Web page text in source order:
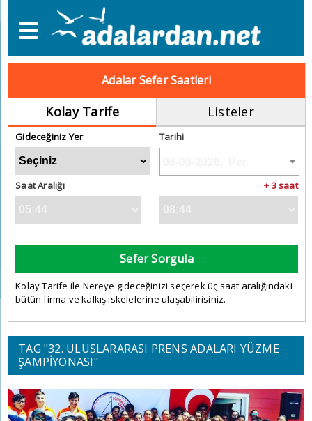
Adalar Sefer Saatleri
Kolay Tarife Listeler
Gideceğiniz Yer Tarihi
Saat Aralığı + 3 saat
Sefer Sorgula
Kolay Tarife ile Nereye gideceğinizi seçerek üç saat aralığındaki
bütün firma ve kalkış iskelelerine ulaşabilirisiniz.
TAG "32. ULUSLARARASI PRENS ADALARI YÜZME
ŞAMPIYONASI"